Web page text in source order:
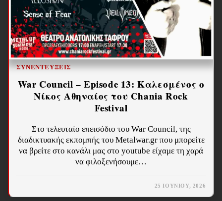
ΣΥΝΕΝΤΕΎΞΕΙΣ
War Council – Episode 13: Καλεσμένος ο
Νίκος Αθηναίος του Chania Rock
Festival
Στο τελευταίο επεισόδιο του War Council, της
διαδικτυακής εκπομπής του Metalwar.gr που μπορείτε
να βρείτε στο κανάλι μας στο youtube είχαμε τη χαρά
να φιλοξενήσουμε…
25 ΙΟΥΝΊΟΥ, 2026